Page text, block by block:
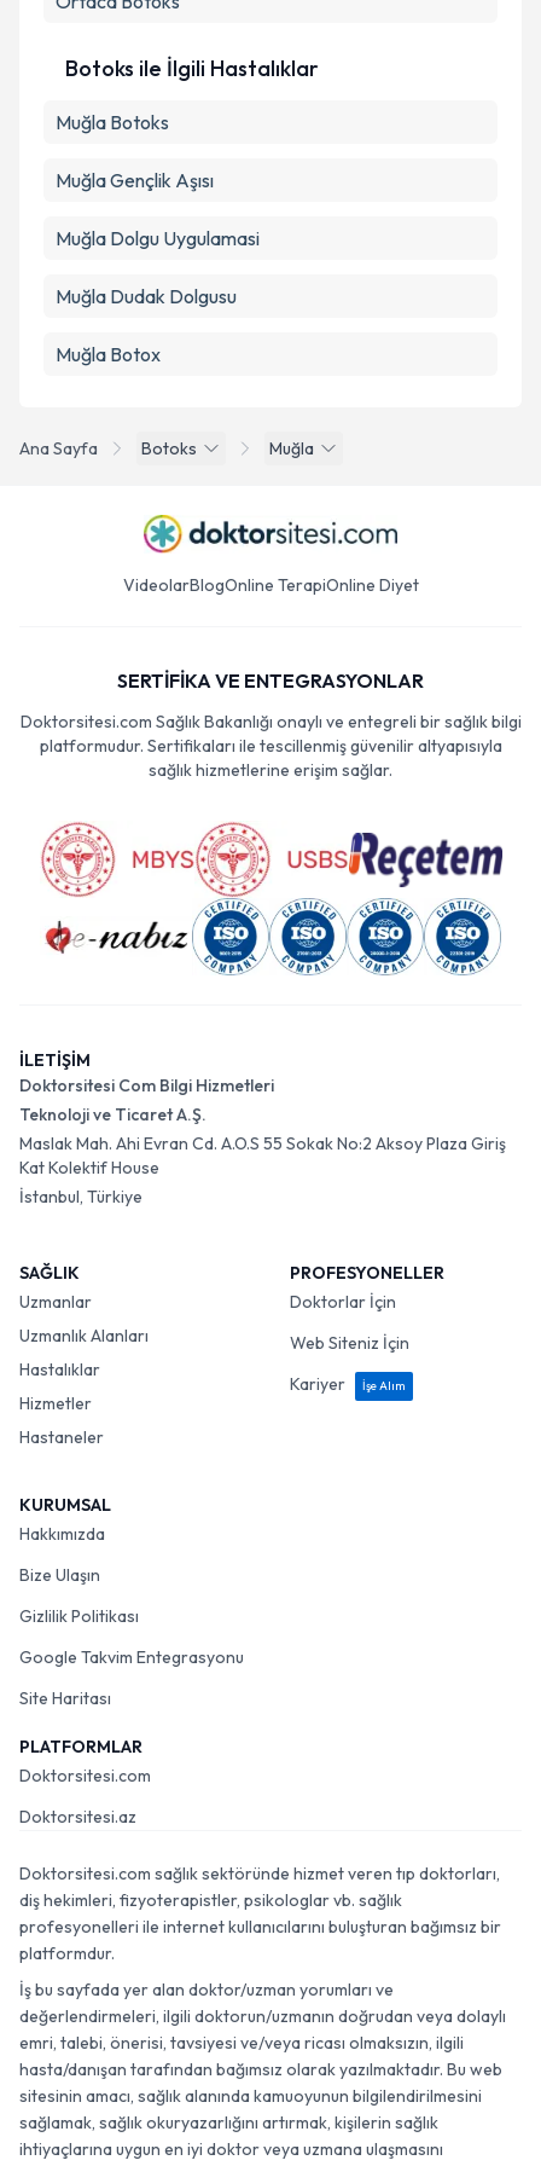
Ana Sayfa Botoks Muğla
Botoks ile İlgili Hastalıklar
Muğla Botoks
Muğla Gençlik Aşısı
Muğla Dolgu Uygulamasi
Muğla Dudak Dolgusu
Muğla Botox
VideolarBlogOnline TerapiOnline Diyet
SERTİFİKA VE ENTEGRASYONLAR
Doktorsitesi.com Sağlık Bakanlığı onaylı ve entegreli bir sağlık bilgi
platformudur. Sertifikaları ile tescillenmiş güvenilir altyapısıyla
sağlık hizmetlerine erişim sağlar.
İLETİŞİM
Doktorsitesi Com Bilgi Hizmetleri
Teknoloji ve Ticaret A.Ş.
Maslak Mah. Ahi Evran Cd. A.O.S 55 Sokak No:2 Aksoy Plaza Giriş
Kat Kolektif House
İstanbul, Türkiye
SAĞLIK
Uzmanlar
Uzmanlık Alanları
Hastalıklar
Hizmetler
Hastaneler
PROFESYONELLER
Doktorlar İçin
Web Siteniz İçin
Kariyer
İşe Alım
KURUMSAL
Hakkımızda
Bize Ulaşın
Gizlilik Politikası
Google Takvim Entegrasyonu
Site Haritası
PLATFORMLAR
Doktorsitesi.com
Doktorsitesi.az
Doktorsitesi.com sağlık sektöründe hizmet veren tıp doktorları,
diş hekimleri, fizyoterapistler, psikologlar vb. sağlık
profesyonelleri ile internet kullanıcılarını buluşturan bağımsız bir
platformdur.
İş bu sayfada yer alan doktor/uzman yorumları ve
değerlendirmeleri, ilgili doktorun/uzmanın doğrudan veya dolaylı
emri, talebi, önerisi, tavsiyesi ve/veya ricası olmaksızın, ilgili
hasta/danışan tarafından bağımsız olarak yazılmaktadır. Bu web
sitesinin amacı, sağlık alanında kamuoyunun bilgilendirilmesini
sağlamak, sağlık okuryazarlığını artırmak, kişilerin sağlık
ihtiyaçlarına uygun en iyi doktor veya uzmana ulaşmasını